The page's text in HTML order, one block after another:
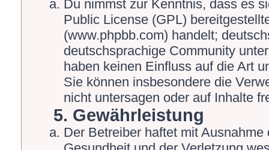
Du nimmst zur Kenntnis, dass es
Public License (GPL)
(www.phpbb.com) handelt;
deutschsprachige Community
haben keinen Einfluss auf die Art
Sie können insbesondere die
nicht untersagen oder auf Inhalte
5. Gewährleistung
Der Betreiber haftet mit